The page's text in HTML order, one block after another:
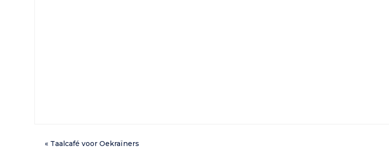
« Taalcafé voor Oekraïners